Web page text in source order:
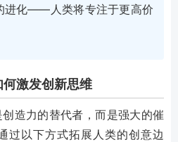
进化——人类将专注于更高价
激发创新思维
造力的替代者，而是强大的催
过以下方式拓展人类的创意边